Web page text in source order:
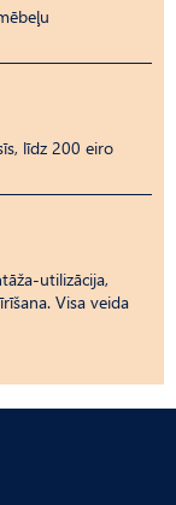
līdz 200 eiro
utilizācija,
Visa veida